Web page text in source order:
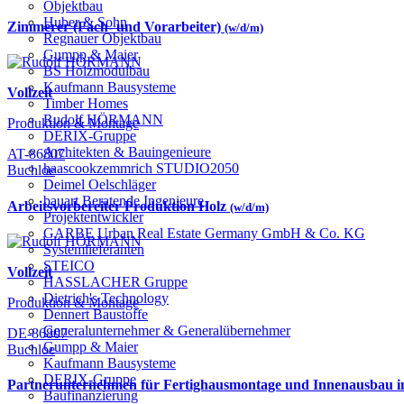
Objektbau
Huber & Sohn
Regnauer Objektbau
Gumpp & Maier
BS Holzmodulbau
Kaufmann Bausysteme
Timber Homes
Rudolf HÖRMANN
DERIX-Gruppe
Architekten & Bauingenieure
haascookzemmrich STUDIO2050
Deimel Oelschläger
bauart Beratende Ingenieure
Projektentwickler
GARBE Urban Real Estate Germany GmbH & Co. KG
Systemlieferanten
STEICO
HASSLACHER Gruppe
Dietrich's Technology
Dennert Baustoffe
Generalunternehmer & Generalübernehmer
Gumpp & Maier
Kaufmann Bausysteme
DERIX-Gruppe
Baufinanzierung
Zimmerer (Fach- und Vorarbeiter) (w/d/m)
Vollzeit
Produktion & Montage
AT-86807
Buchloe
Arbeitsvorbereiter Produktion Holz (w/d/m)
Vollzeit
Produktion & Montage
DE-86807
Buchloe
Partnerunternehmen für Fertighausmontage und Innenausbau